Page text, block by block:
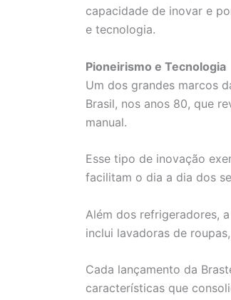
capacidade de inovar e
e tecnologia.
Pioneirismo e Tecnologia
Um dos grandes marcos
Brasil, nos anos 80, que
manual.
Esse tipo de inovação
facilitam o dia a dia dos
Além dos refrigeradores,
inclui lavadoras de
Cada lançamento da
características que